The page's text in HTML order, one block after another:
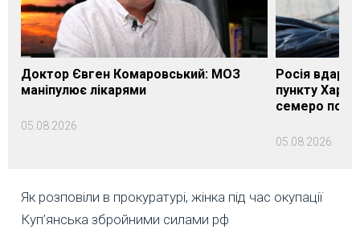
Доктор Євген Комаровський: МОЗ
маніпулює лікарями
05.08.2026
Росія
пункту
семеро
05.08.2026
Як розповіли в прокуратурі, жінка під час окупації
Куп’янська збройними силами рф